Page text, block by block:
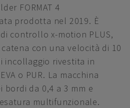
FORMAT 4
prodotta nel 2019. È
controllo x-motion PLUS,
con una velocità di 10
incollaggio rivestita in
o PUR. La macchina
da 0,4 a 3 mm e
multifunzionale.